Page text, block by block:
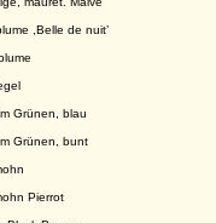
,Belle de nuit’
Grünen, blau
Grünen, bunt
Pierrot